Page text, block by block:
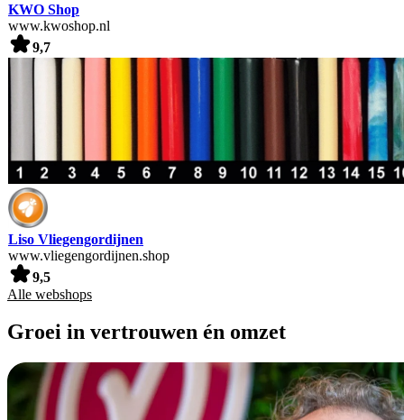
KWO Shop
www.kwoshop.nl
9,7
Liso Vliegengordijnen
www.vliegengordijnen.shop
9,5
Alle webshops
Groei in vertrouwen én omzet